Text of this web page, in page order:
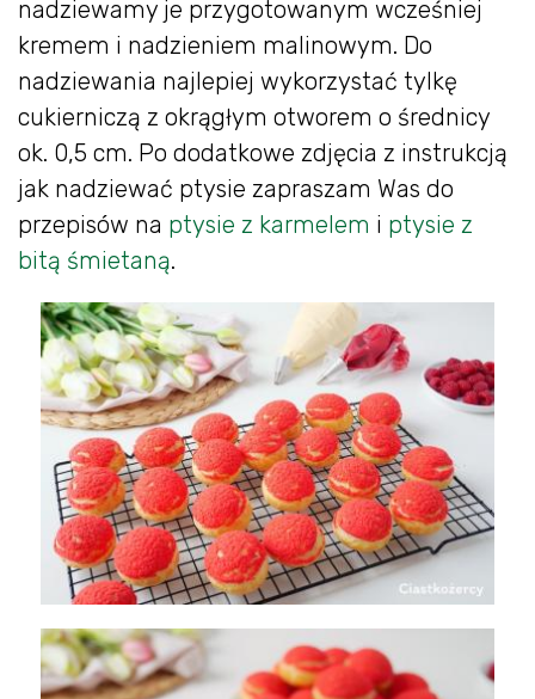
nadziewamy je przygotowanym wcześniej
kremem i nadzieniem malinowym. Do
nadziewania najlepiej wykorzystać tylkę
cukierniczą z okrągłym otworem o średnicy
ok. 0,5 cm. Po dodatkowe zdjęcia z instrukcją
jak nadziewać ptysie zapraszam Was do
przepisów na ptysie z karmelem i ptysie z
bitą śmietaną.